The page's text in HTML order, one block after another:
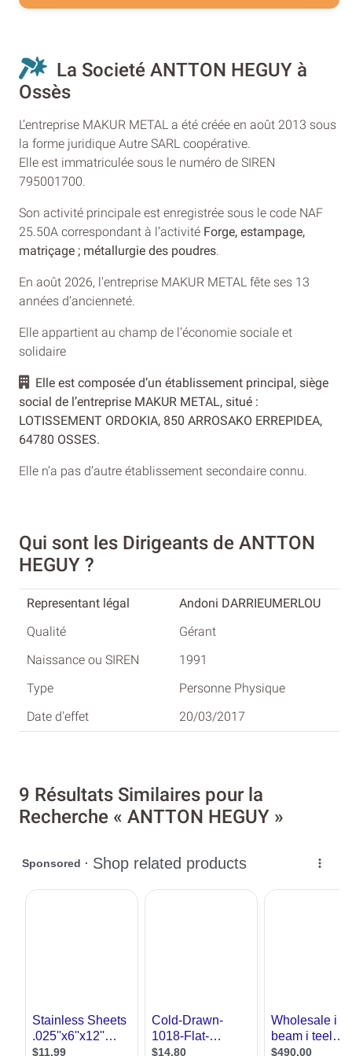
La Societé ANTTON HEGUY à
Ossès
L’entreprise MAKUR METAL a été créée en août 2013 sous
la forme juridique Autre SARL coopérative.
Elle est immatriculée sous le numéro de SIREN
795001700.
Son activité principale est enregistrée sous le code NAF
25.50A correspondant à l’activité Forge, estampage,
matriçage ; métallurgie des poudres
En août 2026, l'entreprise MAKUR METAL fête ses 13
années d’ancienneté.
Elle appartient au champ de l’économie sociale et
solidaire
Elle est composée d’un établissement principal, siège
social de l’entreprise MAKUR METAL, situé :
LOTISSEMENT ORDOKIA, 850 ARROSAKO ERREPIDEA,
64780 OSSES.
Elle n’a pas d’autre établissement secondaire connu.
Qui sont les Dirigeants de ANTTON
HEGUY ?
Andoni DARRIEUMERLOU
Gérant
1991
Personne Physique
20/03/2017
9 Résultats Similaires pour la
Recherche « ANTTON HEGUY »